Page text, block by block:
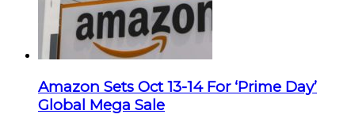
Amazon Sets Oct 13-14 For ‘Prime Day’
Global Mega Sale